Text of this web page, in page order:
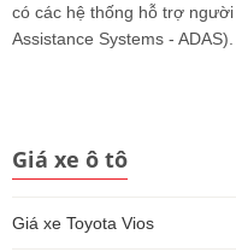
có các hệ thống hỗ trợ
Assistance Systems - ADAS).
Giá xe ô tô
Giá xe Toyota Vios